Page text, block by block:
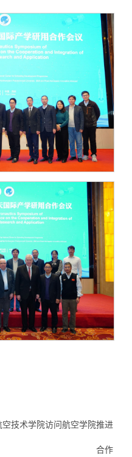
技术学院访问航空学院推进
合作